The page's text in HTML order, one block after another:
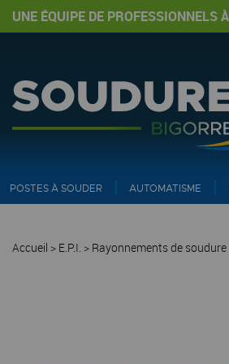
UNE ÉQUIPE DE PROFESSIONNELS
POSTES À SOUDER AUTOMATISME
Accueil > E.P.I. > Rayonnements de soudure